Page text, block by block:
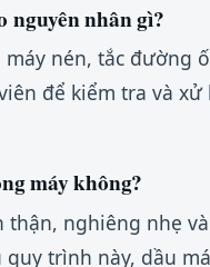
nguyên nhân gì?
nén, tắc đường
để kiểm tra và
máy không?
thận, nghiêng nhẹ
trình này, dầu